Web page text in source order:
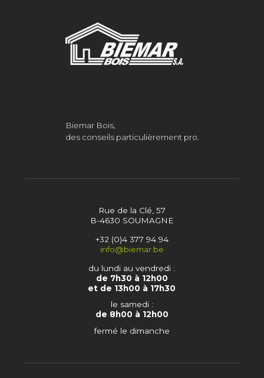
Biemar Bois,
des conseils particulièrement pro.
Rue de la Clé, 57
B-4630 SOUMAGNE
+32 (0)4 377 94 94
info@biemar.be
du lundi au vendredi :
de 7h30 à 12h00
et de 13h00 à 17h30
le samedi :
de 8h00 à 12h00
fermé le dimanche